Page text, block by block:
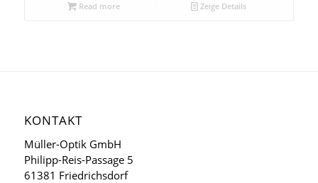
Read more Zeige Details
KONTAKT
Müller-Optik GmbH
Philipp-Reis-Passage 5
61381 Friedrichsdorf